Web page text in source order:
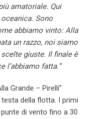
amatoriale. Qui
Sono
abbiamo vinto: Alla
un razzo, noi siamo
giuste. Il finale è
l’abbiamo fatta.”
Grande – Pirelli”
della flotta. I primi
di vento fino a 30